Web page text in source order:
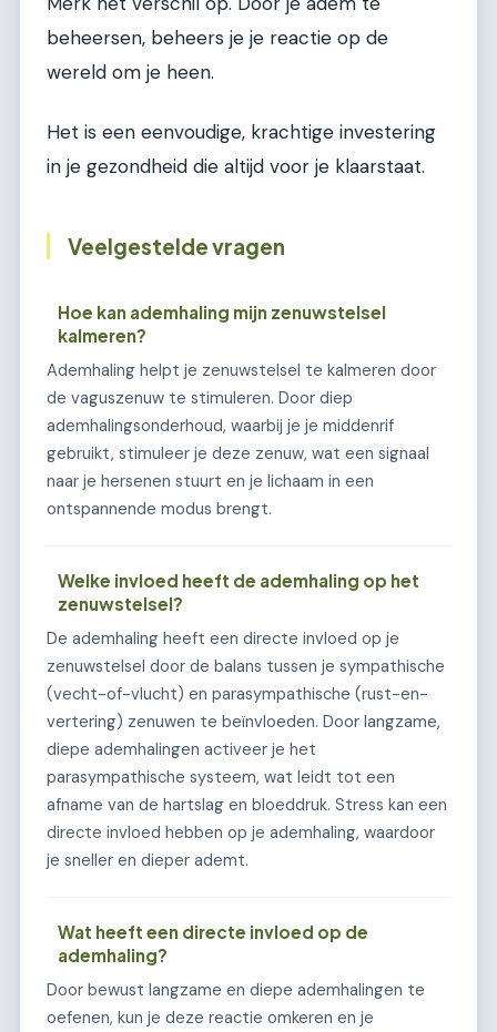
beheersen, beheers je je reactie op de
wereld om je heen.
Het is een eenvoudige, krachtige investering
in je gezondheid die altijd voor je klaarstaat.
Veelgestelde vragen
Hoe kan ademhaling mijn zenuwstelsel
kalmeren?
Ademhaling helpt je zenuwstelsel te kalmeren door
de vaguszenuw te stimuleren. Door diep
ademhalingsonderhoud, waarbij je je middenrif
gebruikt, stimuleer je deze zenuw, wat een signaal
naar je hersenen stuurt en je lichaam in een
ontspannende modus brengt.
Welke invloed heeft de ademhaling op het
zenuwstelsel?
De ademhaling heeft een directe invloed op je
zenuwstelsel door de balans tussen je sympathische
(vecht-of-vlucht) en parasympathische (rust-en-
vertering) zenuwen te beïnvloeden. Door langzame,
diepe ademhalingen activeer je het
parasympathische systeem, wat leidt tot een
afname van de hartslag en bloeddruk. Stress kan een
directe invloed hebben op je ademhaling, waardoor
je sneller en dieper ademt.
Wat heeft een directe invloed op de
ademhaling?
Door bewust langzame en diepe ademhalingen te
oefenen, kun je deze reactie omkeren en je